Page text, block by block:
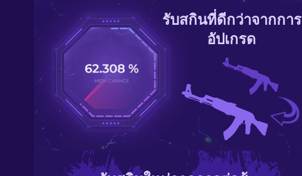
รับสกินที่ดีกว่าจากการ
อัปเกรด